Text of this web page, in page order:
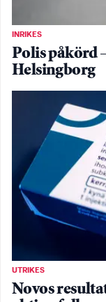
INRIKES
Polis påkörd
Helsingborg
UTRIKES
Novos